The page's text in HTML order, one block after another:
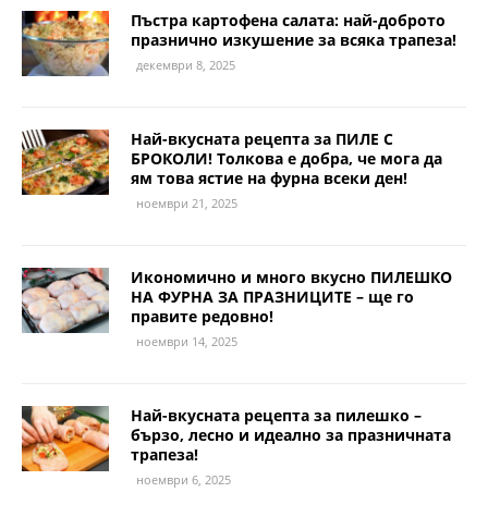
Пъстра картофена салата: най-доброто
празнично изкушение за всяка трапеза!
декември 8, 2025
Най-вкусната рецепта за ПИЛЕ С
БРОКОЛИ! Толкова е добра, че мога да
ям това ястие на фурна всеки ден!
ноември 21, 2025
Икономично и много вкусно ПИЛЕШКО
НА ФУРНА ЗА ПРАЗНИЦИТЕ – ще го
правите редовно!
ноември 14, 2025
Най-вкусната рецепта за пилешко –
бързо, лесно и идеално за празничната
трапеза!
ноември 6, 2025